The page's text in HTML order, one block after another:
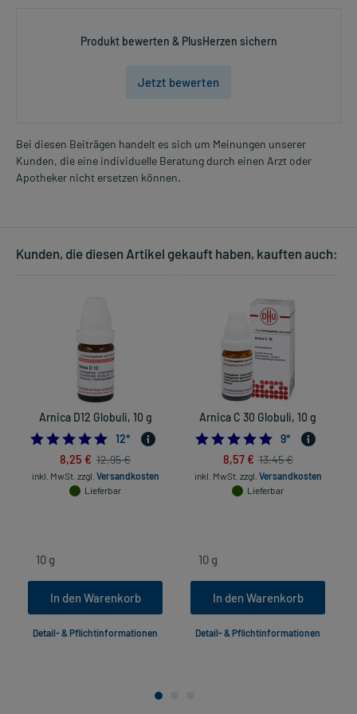
Produkt bewerten & PlusHerzen sichern
Jetzt bewerten
Bei diesen Beiträgen handelt es sich um Meinungen unserer
Kunden, die eine individuelle Beratung durch einen Arzt oder
Apotheker nicht ersetzen können.
Kunden, die diesen Artikel gekauft haben, kauften auch:
Arnica D12 Globuli, 10 g
5.0
12*
8,25 € 12,95 €
inkl. MwSt. zzgl. Versandkosten
Lieferbar
In den Warenkorb
Detail- & Pflichtinformationen
Arnica C 30 Globuli, 10 g
9*
8,57 € 13,45 €
inkl. MwSt. zzgl. Versandkosten
Lieferbar
In den Warenkorb
Detail- & Pflichtinformationen